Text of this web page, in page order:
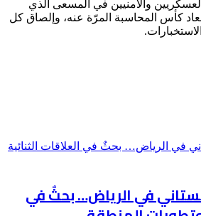
والأمنيين في المسعى الذي
كأس المحاسبة المرّة عنه، وإلصاق كل
في الرياض… بحثٌ في